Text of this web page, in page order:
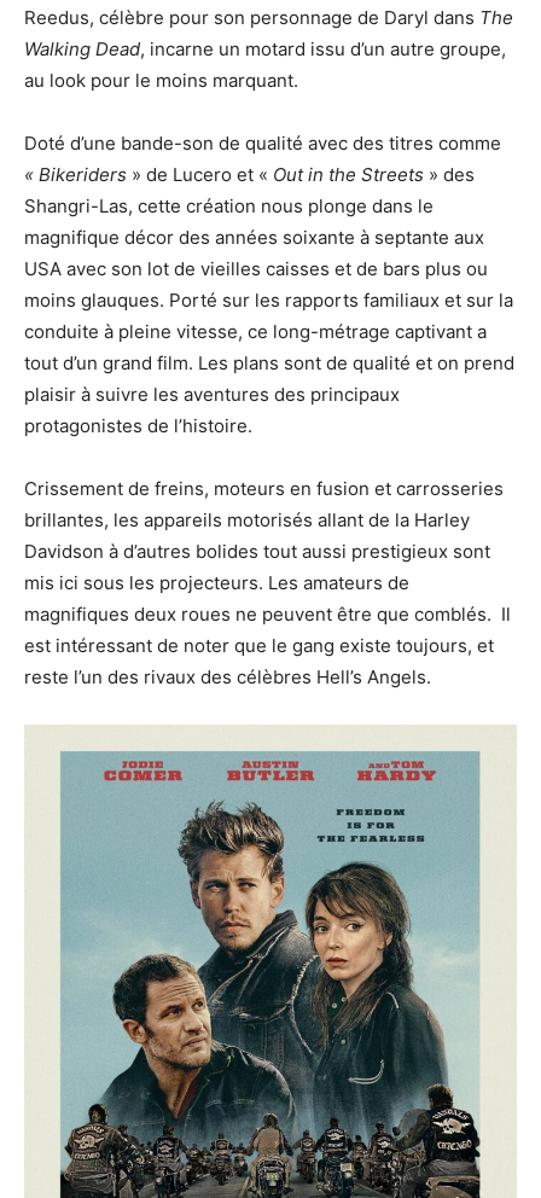
Reedus, célèbre pour son personnage de Daryl dans The
Walking Dead, incarne un motard issu d’un autre groupe,
au look pour le moins marquant.
Doté d’une bande-son de qualité avec des titres comme
« Bikeriders » de Lucero et « Out in the Streets » des
Shangri-Las, cette création nous plonge dans le
magnifique décor des années soixante à septante aux
USA avec son lot de vieilles caisses et de bars plus ou
moins glauques. Porté sur les rapports familiaux et sur la
conduite à pleine vitesse, ce long-métrage captivant a
tout d’un grand film. Les plans sont de qualité et on prend
plaisir à suivre les aventures des principaux
protagonistes de l’histoire.
Crissement de freins, moteurs en fusion et carrosseries
brillantes, les appareils motorisés allant de la Harley
Davidson à d’autres bolides tout aussi prestigieux sont
mis ici sous les projecteurs. Les amateurs de
magnifiques deux roues ne peuvent être que comblés. Il
est intéressant de noter que le gang existe toujours, et
reste l’un des rivaux des célèbres Hell’s Angels.